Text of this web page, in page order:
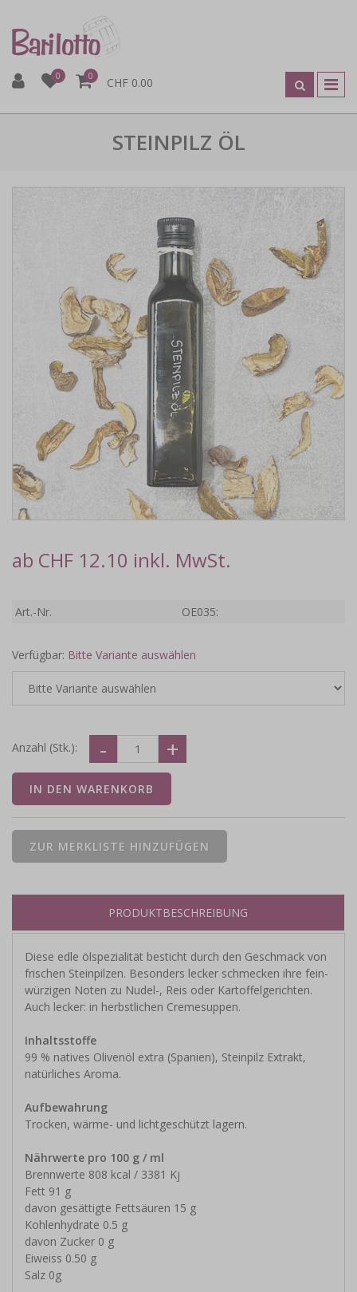
0 0 CHF 0.00
STEINPILZ ÖL
ab CHF 12.10 inkl. MwSt.
Art.-Nr. OE035:
Verfügbar: Bitte Variante auswählen
Anzahl (Stk.):
PRODUKTBESCHREIBUNG
Diese edle ölspezialität besticht durch den Geschmack von
frischen Steinpilzen. Besonders lecker schmecken ihre fein-
würzigen Noten zu Nudel-, Reis oder Kartoffelgerichten.
Auch lecker: in herbstlichen Cremesuppen.
Inhaltsstoffe
99 % natives Olivenöl extra (Spanien), Steinpilz Extrakt,
natürliches Aroma.
Aufbewahrung
Trocken, wärme- und lichtgeschützt lagern.
Nährwerte pro 100 g / ml
Brennwerte 808 kcal / 3381 Kj
Fett 91 g
davon gesättigte Fettsäuren 15 g
Kohlenhydrate 0.5 g
davon Zucker 0 g
Eiweiss 0.50 g
Salz 0g